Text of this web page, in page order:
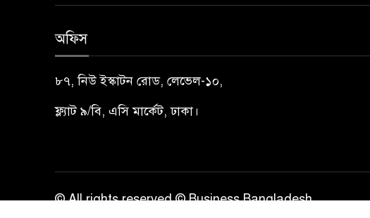
অফিস
৮৭, নিউ ইস্কাটন রোড, লেভেল-১০,
ফ্ল্যাট ৯/বি, এসি মার্কেট, ঢাকা।
© All rights reserved © Business Bangladesh